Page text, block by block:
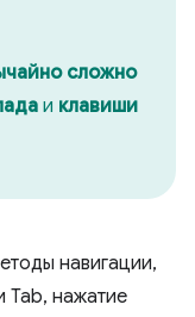
сложно
и клавиши
навигации,
Tab, нажатие